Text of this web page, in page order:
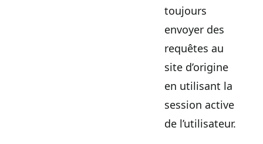
toujours
envoyer des
requêtes au
site d’origine
en utilisant la
session active
de l’utilisateur.